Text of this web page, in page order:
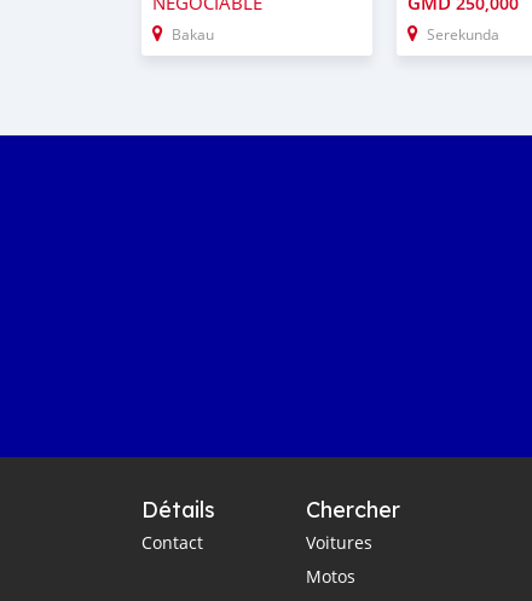
Bakau Serekunda
Détails
Contact
Chercher
Voitures
Motos